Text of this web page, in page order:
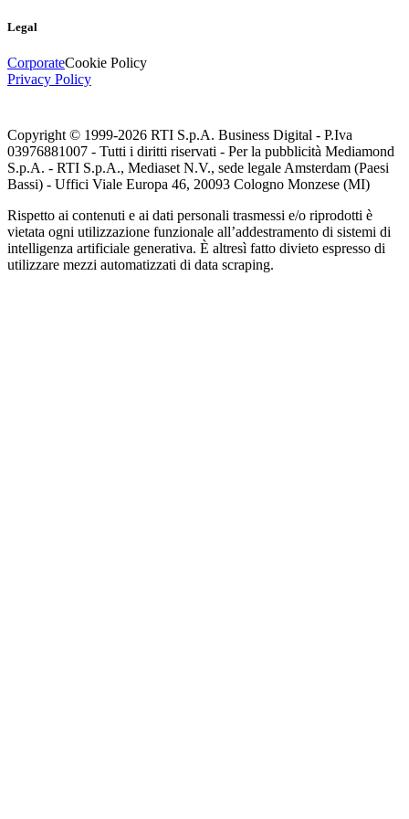
Legal
CorporateCookie Policy
Privacy Policy
Copyright © 1999-2026 RTI S.p.A. Business Digital - P.Iva
03976881007 - Tutti i diritti riservati - Per la pubblicità Mediamond
S.p.A. - RTI S.p.A., Mediaset N.V., sede legale Amsterdam (Paesi
Bassi) - Uffici Viale Europa 46, 20093 Cologno Monzese (MI)
Rispetto ai contenuti e ai dati personali trasmessi e/o riprodotti è
vietata ogni utilizzazione funzionale all’addestramento di sistemi di
intelligenza artificiale generativa. È altresì fatto divieto espresso di
utilizzare mezzi automatizzati di data scraping.